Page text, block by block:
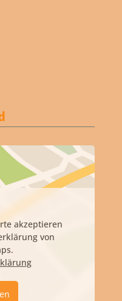
akzeptieren
von